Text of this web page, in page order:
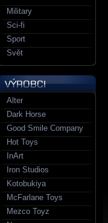
Military
Sci-fi
Sport
Svět
Alter
Dark Horse
Good Smile Company
Hot Toys
InArt
Iron Studios
Kotobukiya
McFarlane Toys
Mezco Toyz